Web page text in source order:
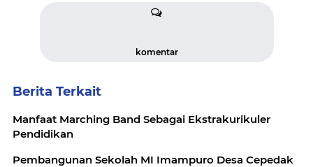
komentar
Berita Terkait
Manfaat Marching Band Sebagai Ekstrakurikuler
Pendidikan
Pembangunan Sekolah MI Imampuro Desa Cepedak